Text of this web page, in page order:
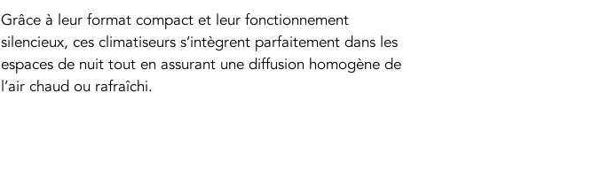
Grâce à leur format compact et leur fonctionnement
silencieux, ces climatiseurs s’intègrent parfaitement dans les
espaces de nuit tout en assurant une diffusion homogène de
l’air chaud ou rafraîchi.